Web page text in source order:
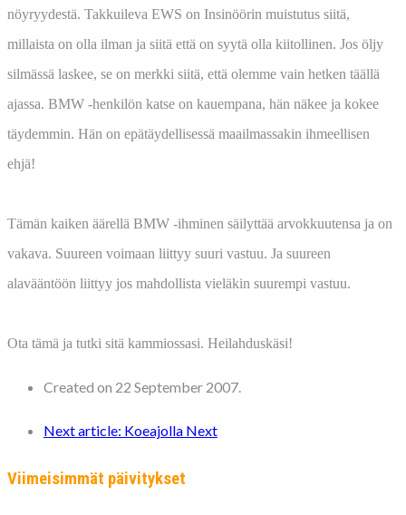
nöyryydestä. Takkuileva EWS on Insinöörin muistutus siitä,
millaista on olla ilman ja siitä että on syytä olla kiitollinen. Jos öljy
silmässä laskee, se on merkki siitä, että olemme vain hetken täällä
ajassa. BMW -henkilön katse on kauempana, hän näkee ja kokee
täydemmin. Hän on epätäydellisessä maailmassakin ihmeellisen
ehjä!
Tämän kaiken äärellä BMW -ihminen säilyttää arvokkuutensa ja on
vakava. Suureen voimaan liittyy suuri vastuu. Ja suureen
alavääntöön liittyy jos mahdollista vieläkin suurempi vastuu.
Ota tämä ja tutki sitä kammiossasi. Heilahduskäsi!
Created on 22 September 2007.
Next article: Koeajolla Next
Viimeisimmät päivitykset